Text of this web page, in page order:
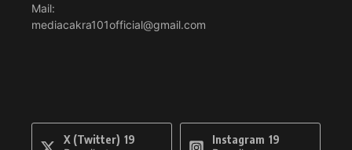
Mail:
mediacakra101official@gmail.com
X (Twitter) 19
Instagram 19